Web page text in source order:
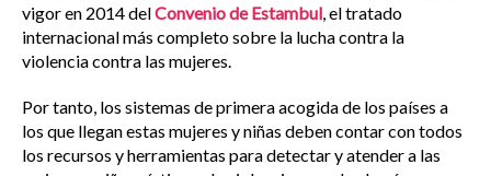
vigor en 2014 delConvenio de Estambul , el tratado
internacional más completo sobre la lucha contra la
violencia contra las mujeres.
Por tanto, los sistemas de primera acogida de los países a
los que llegan estas mujeres y niñas deben contar con todos
los recursos y herramientas para detectar y atender a las